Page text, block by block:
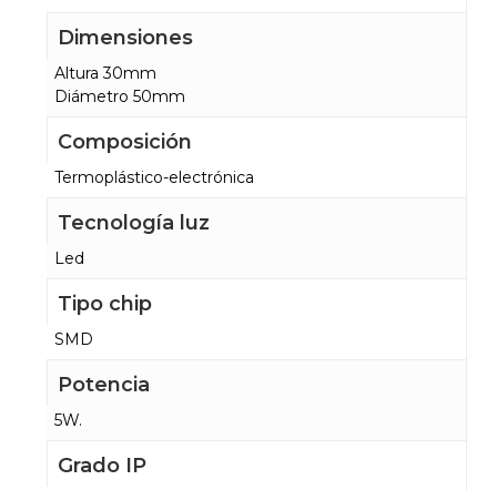
Dimensiones
Altura 30mm
Diámetro 50mm
Composición
Termoplástico-electrónica
Tecnología luz
Led
Tipo chip
SMD
Potencia
5W.
Grado IP